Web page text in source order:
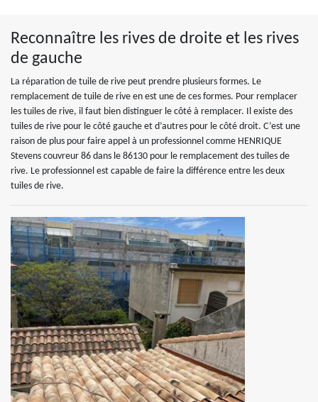
Reconnaître les rives de droite et les rives
de gauche
La réparation de tuile de rive peut prendre plusieurs formes. Le
remplacement de tuile de rive en est une de ces formes. Pour remplacer
les tuiles de rive, il faut bien distinguer le côté à remplacer. Il existe des
tuiles de rive pour le côté gauche et d’autres pour le côté droit. C’est une
raison de plus pour faire appel à un professionnel comme HENRIQUE
Stevens couvreur 86 dans le 86130 pour le remplacement des tuiles de
rive. Le professionnel est capable de faire la différence entre les deux
tuiles de rive.